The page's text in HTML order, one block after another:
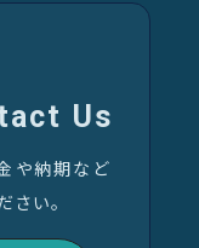
Us
や納期など
さい。